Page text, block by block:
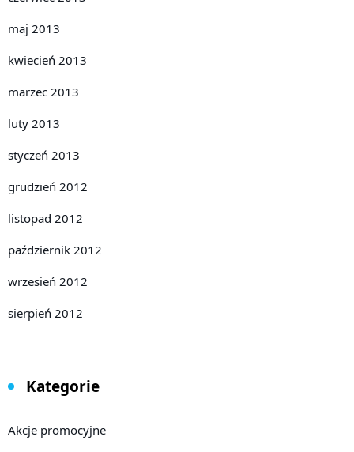
maj 2013
kwiecień 2013
marzec 2013
luty 2013
styczeń 2013
grudzień 2012
listopad 2012
październik 2012
wrzesień 2012
sierpień 2012
Kategorie
Akcje promocyjne